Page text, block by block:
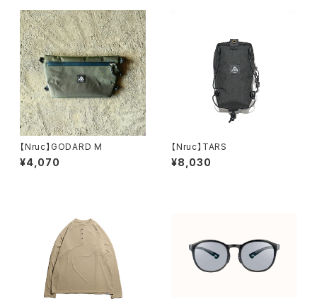
【Nruc】GODARD M
¥4,070
【Nruc】TARS
¥8,030